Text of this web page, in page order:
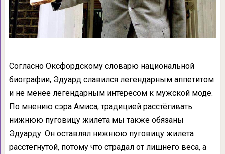
Согласно Оксфордскому словарю национальной
биографии, Эдуард славился легендарным аппетитом
и не менее легендарным интересом к мужской моде.
По мнению сэра Амиса, традицией расстёгивать
нижнюю пуговицу жилета мы также обязаны
Эдуарду. Он оставлял нижнюю пуговицу жилета
расстёгнутой, потому что страдал от лишнего веса, а